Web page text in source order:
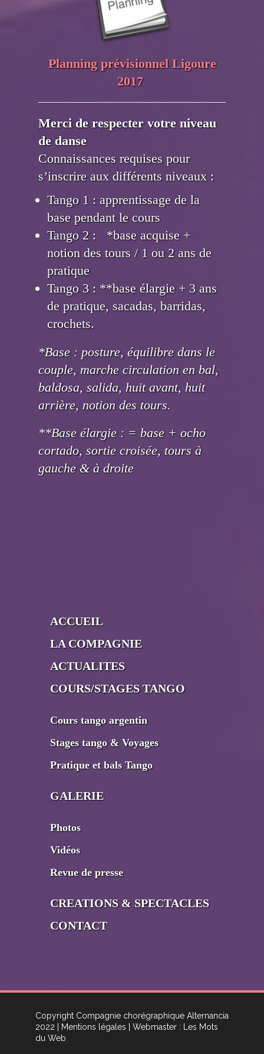
Planning prévisionnel Ligoure
2017
Merci de respecter votre niveau
de danse
Connaissances requises pour
s’inscrire aux différents niveaux :
Tango 1 : apprentissage de la
base pendant le cours
Tango 2 : *base acquise +
notion des tours / 1 ou 2 ans de
pratique
Tango 3 : **base élargie + 3 ans
de pratique, sacadas, barridas,
crochets.
*Base : posture, équilibre dans le
couple, marche circulation en bal,
baldosa, salida, huit avant, huit
arrière, notion des tours.
**Base élargie : = base + ocho
cortado, sortie croisée, tours à
gauche & à droite
ACCUEIL
LA COMPAGNIE
ACTUALITES
COURS/STAGES TANGO
Cours tango argentin
Stages tango & Voyages
Pratique et bals Tango
GALERIE
Photos
Vidéos
Revue de presse
CREATIONS & SPECTACLES
CONTACT
Copyright Compagnie chorégraphique Alternancia
2022
| Mentions légales
| Webmaster : Les Mots
du Web